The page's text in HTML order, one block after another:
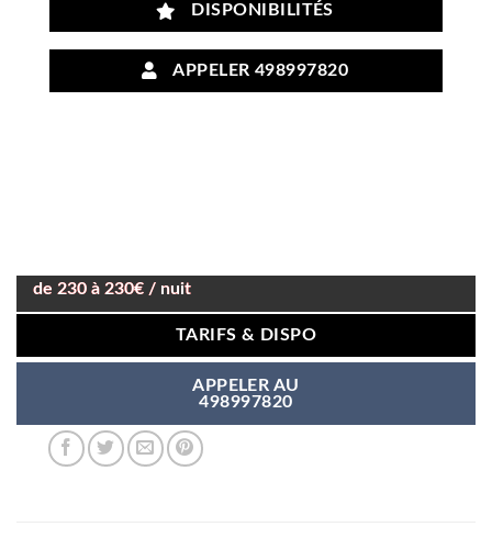
DISPONIBILITÉS
APPELER 498997820
de 230 à 230€ / nuit
TARIFS & DISPO
APPELER AU
498997820